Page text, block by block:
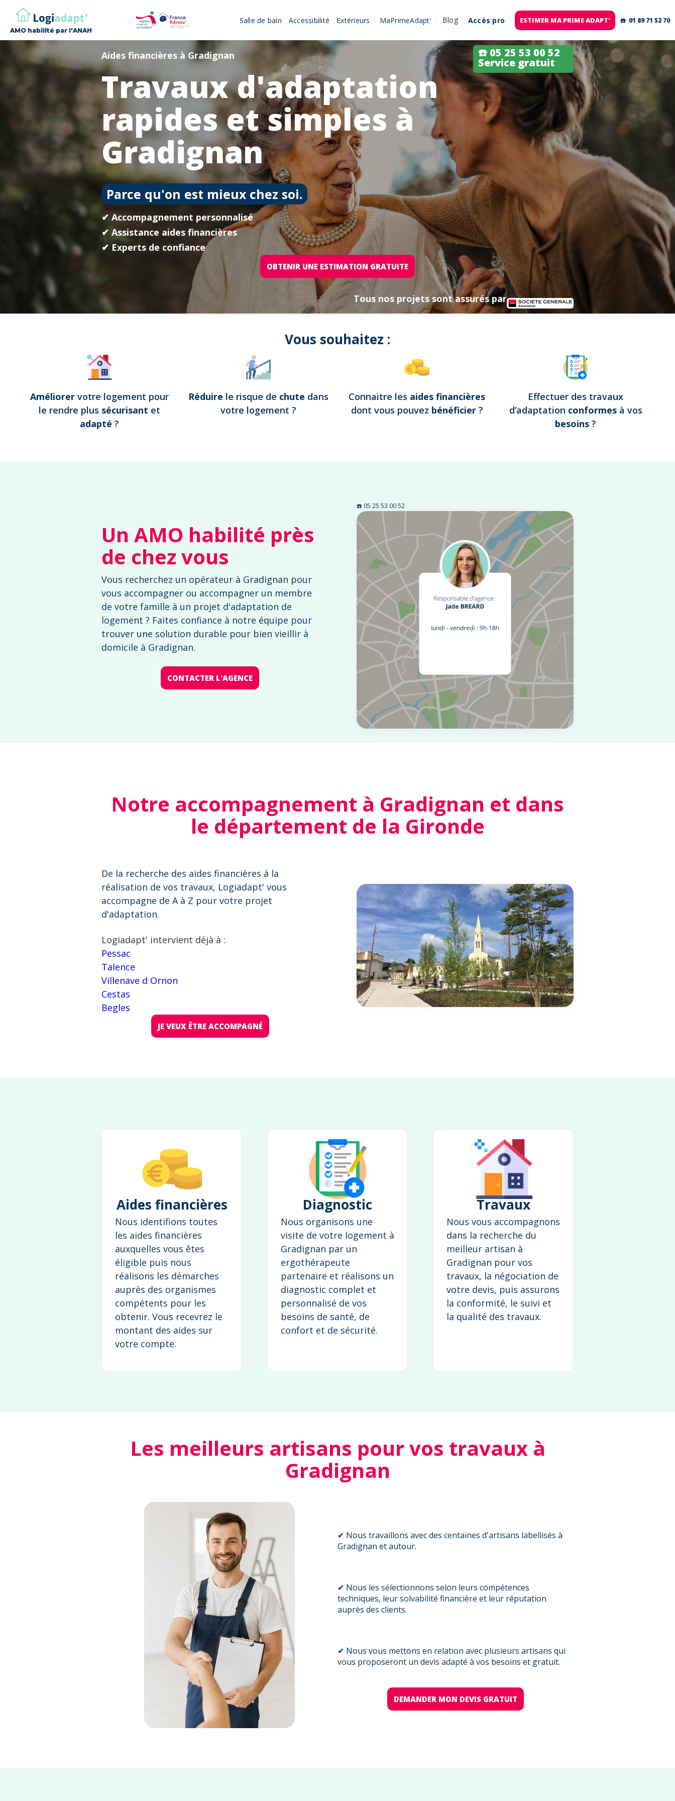
AMO habilité par l'ANAH
Salle de bain Accessibilité Extérieurs MaPrimeAdapt' Blog Accès pro ESTIMER MA PRIME ADAPT' ☎️ 01 89 71 52 70
☎️ 05 25 53 00 52
Service gratuit
Aides financières à Gradignan
Travaux d'adaptation
rapides et simples à
Gradignan
Parce qu'on est mieux chez soi.
✔ Accompagnement personnalisé
✔ Assistance aides financières
✔ Experts de confiance
OBTENIR UNE ESTIMATION GRATUITE
Tous nos projets sont assurés par
Vous souhaitez :
Améliorer votre logement pour
le rendre plus sécurisant et
adapté ?
Réduire le risque de chute dans
votre logement ?
Connaitre les aides financières
dont vous pouvez bénéficier ?
Effectuer des travaux
d’adaptation conformes à vos
besoins ?
Un AMO habilité près
de chez vous
Vous recherchez un opérateur à Gradignan pour
vous accompagner ou accompagner un membre
de votre famille à un projet d'adaptation de
logement ? Faites confiance à notre équipe pour
trouver une solution durable pour bien vieillir à
domicile à Gradignan.
CONTACTER L'AGENCE
☎️ 05 25 53 00 52
Notre accompagnement à Gradignan et dans
le département de la Gironde
De la recherche des aides financières à la
réalisation de vos travaux, Logiadapt' vous
accompagne de A à Z pour votre projet
d'adaptation.
Logiadapt' intervient déjà à :
Pessac
Talence
Villenave d Ornon
Cestas
Begles
JE VEUX ÊTRE ACCOMPAGNÉ
Aides financières
Nous identifions toutes
les aides financières
auxquelles vous êtes
éligible puis nous
réalisons les démarches
auprès des organismes
compétents pour les
obtenir. Vous recevrez le
montant des aides sur
votre compte.
Diagnostic
Nous organisons une
visite de votre logement à
Gradignan par un
ergothérapeute
partenaire et réalisons un
diagnostic complet et
personnalisé de vos
besoins de santé, de
confort et de sécurité.
Travaux
Nous vous accompagnons
dans la recherche du
meilleur artisan à
Gradignan pour vos
travaux, la négociation de
votre devis, puis assurons
la conformité, le suivi et
la qualité des travaux.
Les meilleurs artisans pour vos travaux à
Gradignan
✔ Nous travaillons avec des centaines d'artisans labellisés à
Gradignan et autour.
✔ Nous les sélectionnons selon leurs compétences
techniques, leur solvabilité financière et leur réputation
auprès des clients.
✔ Nous vous mettons en relation avec plusieurs artisans qui
vous proposeront un devis adapté à vos besoins et gratuit.
DEMANDER MON DEVIS GRATUIT